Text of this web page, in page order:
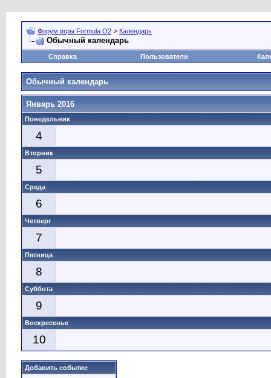
Форум игры Formula O2 > Календарь
Обычный календарь
Справка Пользователи
Обычный календарь
Январь 2016
Понедельник
4
Вторник
5
Среда
6
Четверг
7
Пятница
8
Суббота
9
Воскресенье
10
Добавить событие